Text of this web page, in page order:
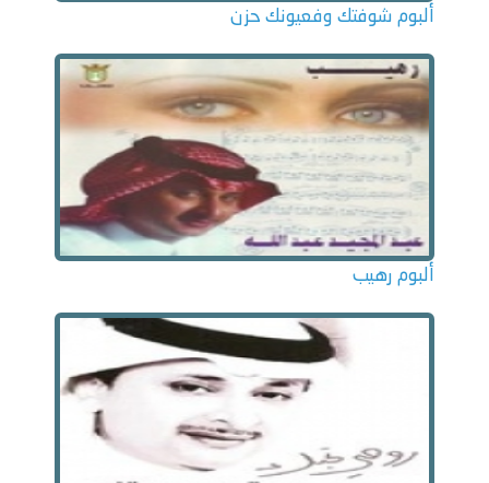
ألبوم شوفتك وفعيونك حزن
ألبوم رهيب